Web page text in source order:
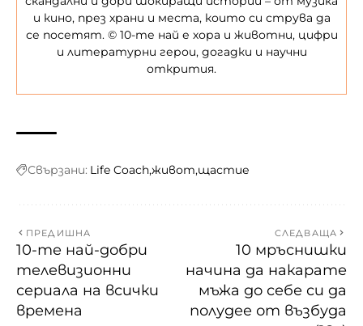
и кино, през храни и места, които си струва да
се посетят. © 10-те най е хора и животни, цифри
и литературни герои, догадки и научни
открития.
Свързани: Life Coachживот щастие
ПРЕДИШНА
10-те най-добри
телевизионни
сериала на всички
времена
СЛЕДВАЩА
10 мръснишки
начина да накарате
мъжа до себе си да
полудее от възбуда